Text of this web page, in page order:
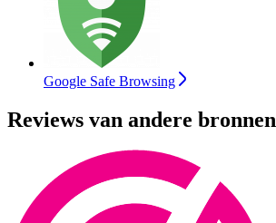
Google Safe Browsing
Reviews van andere bronnen